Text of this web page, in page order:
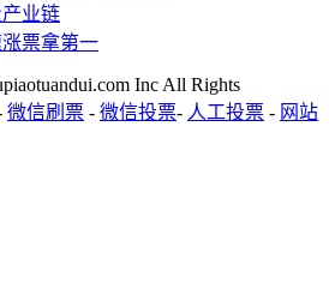
业链
票拿第一
Inc All Rights
微信刷票 - 微信投票- 人工投票 - 网站